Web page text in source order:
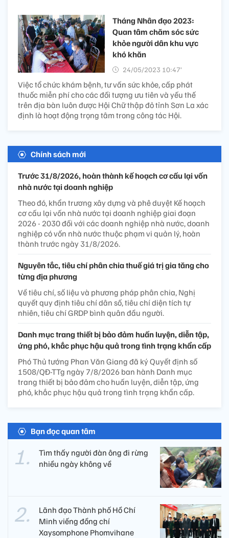
Tháng Nhân đạo 2023:
Quan tâm chăm sóc sức
khỏe người dân khu vực
khó khăn
24/05/2023 10:47’
Việc tổ chức khám bệnh, tư vấn sức khỏe, cấp phát
thuốc miễn phí cho các đối tượng ưu tiên và yếu thế
trên địa bàn luôn được Hội Chữ thập đỏ tỉnh Sơn La xác
định là hoạt động trọng tâm trong công tác Hội.
Chính sách mới
Trước 31/8/2026, hoàn thành kế hoạch cơ cấu lại vốn
nhà nước tại doanh nghiệp
Theo đó, khẩn trương xây dựng và phê duyệt Kế hoạch
cơ cấu lại vốn nhà nước tại doanh nghiệp giai đoạn
2026 - 2030 đối với các doanh nghiệp nhà nước, doanh
nghiệp có vốn nhà nước thuộc phạm vi quản lý, hoàn
thành trước ngày 31/8/2026.
Nguyên tắc, tiêu chí phân chia thuế giá trị gia tăng cho
từng địa phương
Về tiêu chí, số liệu và phương pháp phân chia, Nghị
quyết quy định tiêu chí dân số, tiêu chí diện tích tự
nhiên, tiêu chí GRDP bình quân đầu người.
Danh mục trang thiết bị bảo đảm huấn luyện, diễn tập,
ứng phó, khắc phục hậu quả trong tình trạng khẩn cấp
Phó Thủ tướng Phan Văn Giang đã ký Quyết định số
1508/QĐ-TTg ngày 7/8/2026 ban hành Danh mục
trang thiết bị bảo đảm cho huấn luyện, diễn tập, ứng
phó, khắc phục hậu quả trong tình trạng khẩn cấp.
Bạn đọc quan tâm
Tìm thấy người đàn ông đi rừng
nhiều ngày không về
Lãnh đạo Thành phố Hồ Chí
Minh viếng đồng chí
Xaysomphone Phomvihane